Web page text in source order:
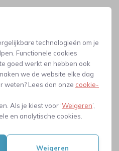
voor je produceren
in ons magazijn, maar kunnen
produceren.
met ons op
technologieën om je
Functionele cookies
goed werkt en hebben ook
we de website elke dag
weten? Lees dan onze cookie-
Als je kiest voor ‘Weigeren’,
en analytische cookies.
Weigeren